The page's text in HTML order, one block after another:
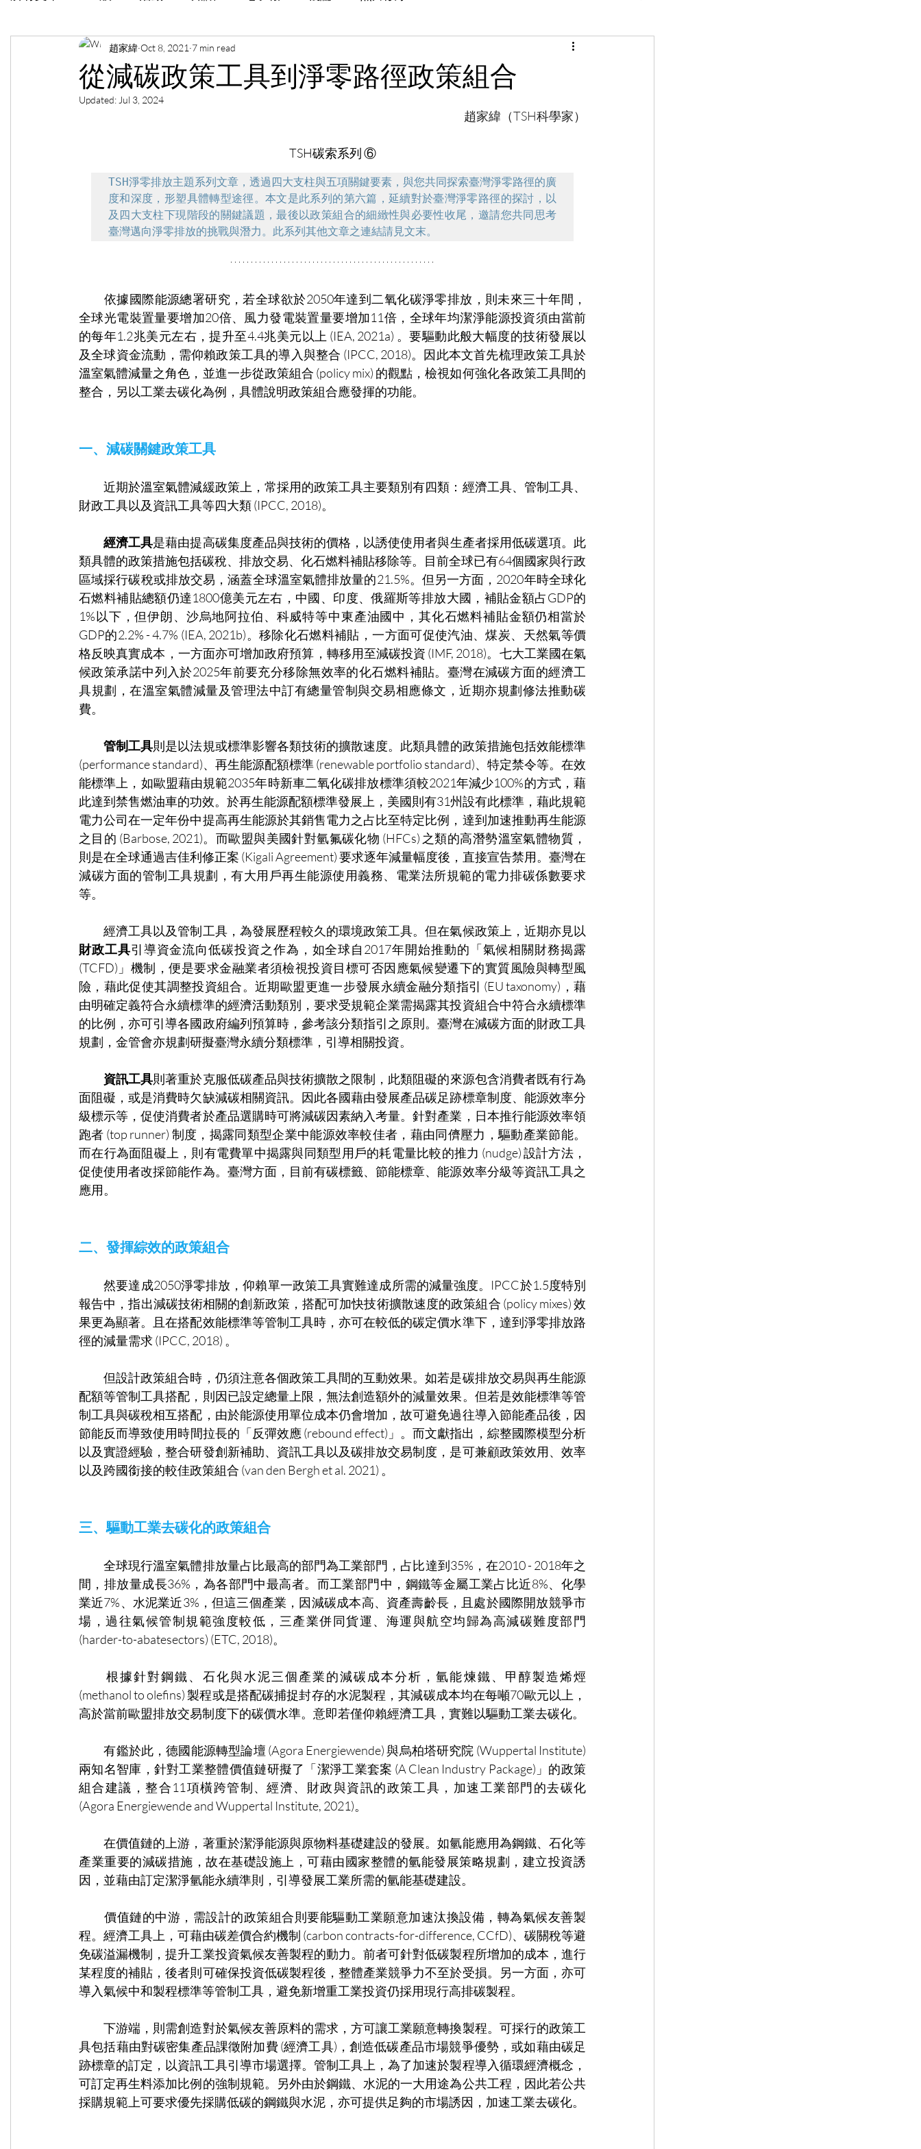
從減碳政策工具到淨零路徑政策組合
趙家緯 Oct 8, 2021 7 min read
Updated: Jul 3, 2024
趙家緯（TSH科學家）
TSH碳索系列 ⑥
TSH淨零排放主題系列文章，透過四大支柱與五項關鍵要素，與您共同探索臺灣淨零路徑的廣
度和深度，形塑具體轉型途徑。本文是此系列的第六篇，延續對於臺灣淨零路徑的探討，以
及四大支柱下現階段的關鍵議題，最後以政策組合的細緻性與必要性收尾，邀請您共同思考
臺灣邁向淨零排放的挑戰與潛力。此系列其他文章之連結請見文末。
依據國際能源總署研究，若全球欲於2050年達到二氧化碳淨零排放，則未來三十年間，
全球光電裝置量要增加20倍、風力發電裝置量要增加11倍，全球年均潔淨能源投資須由當前
的每年1.2兆美元左右，提升至4.4兆美元以上 (IEA, 2021a) 。要驅動此般大幅度的技術發展以
及全球資金流動，需仰賴政策工具的導入與整合 (IPCC, 2018)。因此本文首先梳理政策工具於
溫室氣體減量之角色，並進一步從政策組合 (policy mix) 的觀點，檢視如何強化各政策工具間的
整合，另以工業去碳化為例，具體說明政策組合應發揮的功能。
一、減碳關鍵政策工具
近期於溫室氣體減緩政策上，常採用的政策工具主要類別有四類：經濟工具、管制工具、
財政工具以及資訊工具等四大類 (IPCC, 2018)。
經濟工具是藉由提高碳集度產品與技術的價格，以誘使使用者與生產者採用低碳選項。此
類具體的政策措施包括碳稅、排放交易、化石燃料補貼移除等。目前全球已有64個國家與行政
區域採行碳稅或排放交易，涵蓋全球溫室氣體排放量的21.5%。但另一方面，2020年時全球化
石燃料補貼總額仍達1800億美元左右，中國、印度、俄羅斯等排放大國，補貼金額占GDP的
1%以下，但伊朗、沙烏地阿拉伯、科威特等中東產油國中，其化石燃料補貼金額仍相當於
GDP的2.2% - 4.7% (IEA, 2021b)。移除化石燃料補貼，一方面可促使汽油、煤炭、天然氣等價
格反映真實成本，一方面亦可增加政府預算，轉移用至減碳投資 (IMF, 2018)。七大工業國在氣
候政策承諾中列入於2025年前要充分移除無效率的化石燃料補貼。臺灣在減碳方面的經濟工
具規劃，在溫室氣體減量及管理法中訂有總量管制與交易相應條文，近期亦規劃修法推動碳
費。
管制工具則是以法規或標準影響各類技術的擴散速度。此類具體的政策措施包括效能標準
(performance standard)、再生能源配額標準 (renewable portfolio standard)、特定禁令等。在效
能標準上，如歐盟藉由規範2035年時新車二氧化碳排放標準須較2021年減少100%的方式，藉
此達到禁售燃油車的功效。於再生能源配額標準發展上，美國則有31州設有此標準，藉此規範
電力公司在一定年份中提高再生能源於其銷售電力之占比至特定比例，達到加速推動再生能源
之目的 (Barbose, 2021)。而歐盟與美國針對氫氟碳化物 (HFCs) 之類的高潛勢溫室氣體物質，
則是在全球通過吉佳利修正案 (Kigali Agreement) 要求逐年減量幅度後，直接宣告禁用。臺灣在
減碳方面的管制工具規劃，有大用戶再生能源使用義務、電業法所規範的電力排碳係數要求
等。
經濟工具以及管制工具，為發展歷程較久的環境政策工具。但在氣候政策上，近期亦見以
財政工具引導資金流向低碳投資之作為，如全球自2017年開始推動的「氣候相關財務揭露
(TCFD)」機制，便是要求金融業者須檢視投資目標可否因應氣候變遷下的實質風險與轉型風
險，藉此促使其調整投資組合。近期歐盟更進一步發展永續金融分類指引 (EU taxonomy)，藉
由明確定義符合永續標準的經濟活動類別，要求受規範企業需揭露其投資組合中符合永續標準
的比例，亦可引導各國政府編列預算時，參考該分類指引之原則。臺灣在減碳方面的財政工具
規劃，金管會亦規劃研擬臺灣永續分類標準，引導相關投資。
資訊工具則著重於克服低碳產品與技術擴散之限制，此類阻礙的來源包含消費者既有行為
面阻礙，或是消費時欠缺減碳相關資訊。因此各國藉由發展產品碳足跡標章制度、能源效率分
級標示等，促使消費者於產品選購時可將減碳因素納入考量。針對產業，日本推行能源效率領
跑者 (top runner) 制度，揭露同類型企業中能源效率較佳者，藉由同儕壓力，驅動產業節能。
而在行為面阻礙上，則有電費單中揭露與同類型用戶的耗電量比較的推力 (nudge) 設計方法，
促使使用者改採節能作為。臺灣方面，目前有碳標籤、節能標章、能源效率分級等資訊工具之
應用。
二、發揮綜效的政策組合
然要達成2050淨零排放，仰賴單一政策工具實難達成所需的減量強度。IPCC於1.5度特別
報告中，指出減碳技術相關的創新政策，搭配可加快技術擴散速度的政策組合 (policy mixes) 效
果更為顯著。且在搭配效能標準等管制工具時，亦可在較低的碳定價水準下，達到淨零排放路
徑的減量需求 (IPCC, 2018) 。
但設計政策組合時，仍須注意各個政策工具間的互動效果。如若是碳排放交易與再生能源
配額等管制工具搭配，則因已設定總量上限，無法創造額外的減量效果。但若是效能標準等管
制工具與碳稅相互搭配，由於能源使用單位成本仍會增加，故可避免過往導入節能產品後，因
節能反而導致使用時間拉長的「反彈效應 (rebound effect)」。而文獻指出，綜整國際模型分析
以及實證經驗，整合研發創新補助、資訊工具以及碳排放交易制度，是可兼顧政策效用、效率
以及跨國銜接的較佳政策組合 (van den Bergh et al. 2021) 。
三、驅動工業去碳化的政策組合
全球現行溫室氣體排放量占比最高的部門為工業部門，占比達到35%，在2010 - 2018年之
間，排放量成長36%，為各部門中最高者。而工業部門中，鋼鐵等金屬工業占比近8%、化學
業近7%、水泥業近3%，但這三個產業，因減碳成本高、資產壽齡長，且處於國際開放競爭市
場，過往氣候管制規範強度較低，三產業併同貨運、海運與航空均歸為高減碳難度部門
(harder-to-abatesectors) (ETC, 2018)。
根據針對鋼鐵、石化與水泥三個產業的減碳成本分析，氫能煉鐵、甲醇製造烯烴
(methanol to olefins) 製程或是搭配碳捕捉封存的水泥製程，其減碳成本均在每噸70歐元以上，
高於當前歐盟排放交易制度下的碳價水準。意即若僅仰賴經濟工具，實難以驅動工業去碳化。
有鑑於此，德國能源轉型論壇 (Agora Energiewende) 與烏柏塔研究院 (Wuppertal Institute)
兩知名智庫，針對工業整體價值鏈研擬了「潔淨工業套案 (A Clean Industry Package)」的政策
組合建議，整合11項橫跨管制、經濟、財政與資訊的政策工具，加速工業部門的去碳化
(Agora Energiewende and Wuppertal Institute, 2021)。
在價值鏈的上游，著重於潔淨能源與原物料基礎建設的發展。如氫能應用為鋼鐵、石化等
產業重要的減碳措施，故在基礎設施上，可藉由國家整體的氫能發展策略規劃，建立投資誘
因，並藉由訂定潔淨氫能永續準則，引導發展工業所需的氫能基礎建設。
價值鏈的中游，需設計的政策組合則要能驅動工業願意加速汰換設備，轉為氣候友善製
程。經濟工具上，可藉由碳差價合約機制 (carbon contracts-for-difference, CCfD)、碳關稅等避
免碳溢漏機制，提升工業投資氣候友善製程的動力。前者可針對低碳製程所增加的成本，進行
某程度的補貼，後者則可確保投資低碳製程後，整體產業競爭力不至於受損。另一方面，亦可
導入氣候中和製程標準等管制工具，避免新增重工業投資仍採用現行高排碳製程。
下游端，則需創造對於氣候友善原料的需求，方可讓工業願意轉換製程。可採行的政策工
具包括藉由對碳密集產品課徵附加費 (經濟工具)，創造低碳產品市場競爭優勢，或如藉由碳足
跡標章的訂定，以資訊工具引導市場選擇。管制工具上，為了加速於製程導入循環經濟概念，
可訂定再生料添加比例的強制規範。另外由於鋼鐵、水泥的一大用途為公共工程，因此若公共
採購規範上可要求優先採購低碳的鋼鐵與水泥，亦可提供足夠的市場誘因，加速工業去碳化。